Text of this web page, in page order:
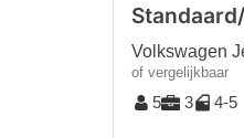
Volkswagen
of vergelijkbaar
5 3 4-5